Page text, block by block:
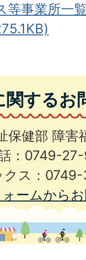
等事業所一
関するお
保健部 障害
：0749-
クス：
ームから